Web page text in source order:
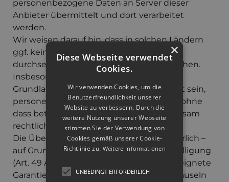
personenbezogene Daten an Server dieser
Anbieter übermittelt und dort verarbeitet
werden.
Wir weisen darauf hin, dass in solchen Ländern
ggf. keine geeigneten Garantien oder
durchsetzbaren Betroffenenrechte bestehen.
Insbesondere können US-Behörden auf
Grundlage nationaler Gesetze verpflichtet sein,
personenbezogene Daten offenzulegen, ohne
dass betroffene Personen hiergegen wirksam
rechtlich vorgehen können.
Die Übermittlung erfolgt – soweit erforderlich –
auf Grundlage Ihrer ausdrücklichen Einwilligung
(Art. 49 Abs. 1 lit. a DSGVO) oder durch geeignete
Garantien wie die EU-Standardvertragsklauseln
×
Diese Webseite verwendet
Cookies.
Wir verwenden Cookies, um die
Benutzerfreundlichkeit unserer
Website zu verbessern. Durch die
weitere Nutzung unserer Webseite
stimmen Sie der Verwendung von
Cookies gemäß unserer Cookie-
Richtlinie zu. Weitere Informationen
UNBEDINGT ERFORDERLICH